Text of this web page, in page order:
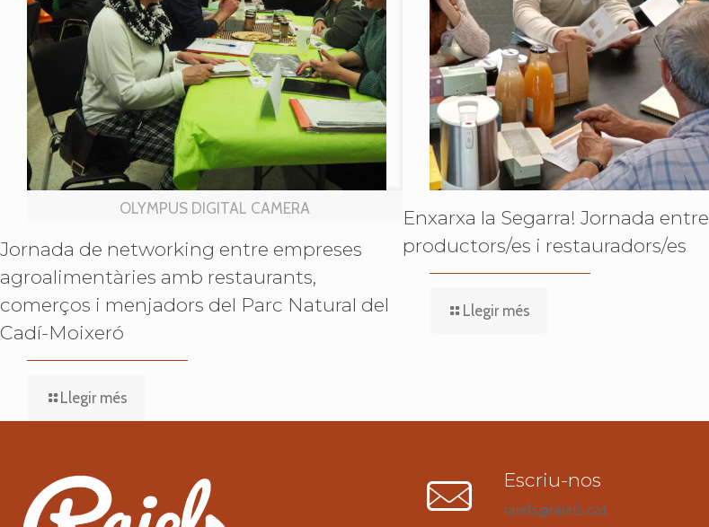
OLYMPUS DIGITAL CAMERA
Jornada de networking entre empreses
agroalimentàries amb restaurants,
comerços i menjadors del Parc Natural del
Cadí-Moixeró
Llegir més
Enxarxa la Segarra! Jornada entre
productors/es i restauradors/es
Llegir més
Escriu-nos
raiels@raiels.cat